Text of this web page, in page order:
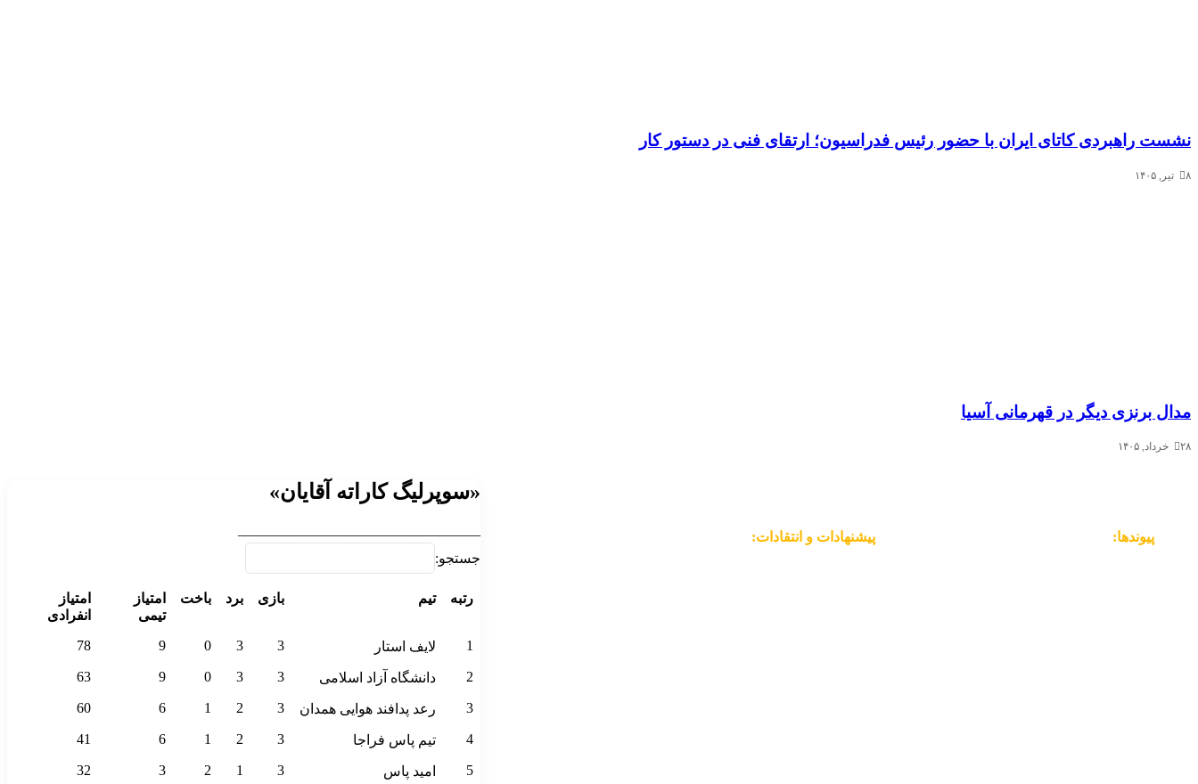
نشست راهبردی کاتای ایران با حضور رئیس فدراسیون؛ ارتقای فنی در دستور کار
۸ تیر, ۱۴۰۵
مدال برنزی دیگر در قهرمانی آسیا
۲۸ خرداد, ۱۴۰۵
«سوپرلیگ کاراته آقایان»
جستجو:
رتبه تیم بازی برد باخت
امتیاز
تیمی
امتیاز
انفرادی
رتبه
تیم بازی برد باخت
امتیاز
امتیاز
1 لایف استار 3
3
0
9
78
2 دانشگاه آزاد اسلامی 3
3
0
9
63
3 رعد پدافند هوایی همدان 3
2
1
6
60
4 تیم پاس فراجا 3
2
1
6
41
5 امید پاس 3
1
2
3
32
پیوندها:
پیشنهادات و انتقادات: